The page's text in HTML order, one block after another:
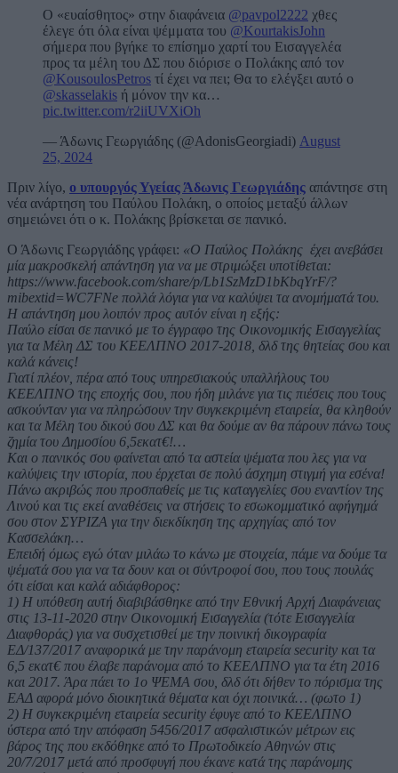
Ο «ευαίσθητος» στην διαφάνεια @pavpol2222 χθες
έλεγε ότι όλα είναι ψέμματα του @KourtakisJohn
σήμερα που βγήκε το επίσημο χαρτί του Εισαγγελέα
προς τα μέλη του ΔΣ που διόρισε ο Πολάκης από τον
@KousoulosPetros τί έχει να πει; Θα το ελέγξει αυτό ο
@skasselakis ή μόνον την κα…
pic.twitter.com/r2iiUVXiOh
— Άδωνις Γεωργιάδης (@AdonisGeorgiadi) August
25, 2024
Πριν λίγο, ο υπουργός Υγείας Άδωνις Γεωργιάδης απάντησε στη
νέα ανάρτηση του Παύλου Πολάκη, ο οποίος μεταξύ άλλων
σημειώνει ότι ο κ. Πολάκης βρίσκεται σε πανικό.
Ο Άδωνις Γεωργιάδης γράφει: «Ο Παύλος Πολάκης έχει ανεβάσει
μία μακροσκελή απάντηση για να με στριμώξει υποτίθεται:
https://www.facebook.com/share/p/Lb1SzMzD1bKbqYrF/?
mibextid=WC7FNe πολλά λόγια για να καλύψει τα ανομήματά του.
Η απάντηση μου λοιπόν προς αυτόν είναι η εξής:
Παύλο είσαι σε πανικό με το έγγραφο της Οικονομικής Εισαγγελίας
για τα Μέλη ΔΣ του ΚΕΕΛΠΝΟ 2017-2018, δλδ της θητείας σου και
καλά κάνεις!
Γιατί πλέον, πέρα από τους υπηρεσιακούς υπαλλήλους του
ΚΕΕΛΠΝΟ της εποχής σου, που ήδη μιλάνε για τις πιέσεις που τους
ασκούνταν για να πληρώσουν την συγκεκριμένη εταιρεία, θα κληθούν
και τα Μέλη του δικού σου ΔΣ και θα δούμε αν θα πάρουν πάνω τους
ζημία του Δημοσίου 6,5εκατ€!…
Και ο πανικός σου φαίνεται από τα αστεία ψέματα που λες για να
καλύψεις την ιστορία, που έρχεται σε πολύ άσχημη στιγμή για εσένα!
Πάνω ακριβώς που προσπαθείς με τις καταγγελίες σου εναντίον της
Λινού και τις εκεί αναθέσεις να στήσεις το εσωκομματικό αφήγημά
σου στον ΣΥΡΙΖΑ για την διεκδίκηση της αρχηγίας από τον
Κασσελάκη…
Επειδή όμως εγώ όταν μιλάω το κάνω με στοιχεία, πάμε να δούμε τα
ψέματά σου για να τα δουν και οι σύντροφοί σου, που τους πουλάς
ότι είσαι και καλά αδιάφθορος:
1) Η υπόθεση αυτή διαβιβάσθηκε από την Εθνική Αρχή Διαφάνειας
στις 13-11-2020 στην Οικονομική Εισαγγελία (τότε Εισαγγελία
Διαφθοράς) για να συσχετισθεί με την ποινική δικογραφία
ΕΔ/137/2017 αναφορικά με την παράνομη εταιρεία security και τα
6,5 εκατ€ που έλαβε παράνομα από το ΚΕΕΛΠΝΟ για τα έτη 2016
και 2017. Άρα πάει το 1ο ΨΕΜΑ σου, δλδ ότι δήθεν το πόρισμα της
ΕΑΔ αφορά μόνο διοικητικά θέματα και όχι ποινικά… (φωτο 1)
2) Η συγκεκριμένη εταιρεία security έφυγε από το ΚΕΕΛΠΝΟ
ύστερα από την απόφαση 5456/2017 ασφαλιστικών μέτρων εις
βάρος της που εκδόθηκε από το Πρωτοδικείο Αθηνών στις
20/7/2017 μετά από προσφυγή που έκανε κατά της παράνομης